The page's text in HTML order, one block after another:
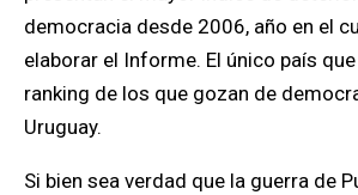
democracia desde 2006, año en el
elaborar el Informe. El único país
ranking de los que gozan de
Uruguay.
Si bien sea verdad que la guerra de Putin en Ucrania